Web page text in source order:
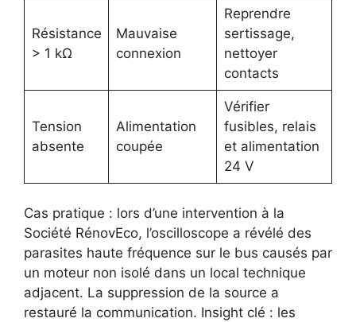
Résistance
> 1 kΩ
Mauvaise
connexion
Reprendre
sertissage,
nettoyer
contacts
Tension
absente
Alimentation
coupée
Vérifier
fusibles, relais
et alimentation
24 V
Cas pratique : lors d’une intervention à la
Société RénovEco, l’oscilloscope a révélé des
parasites haute fréquence sur le bus causés par
un moteur non isolé dans un local technique
adjacent. La suppression de la source a
restauré la communication. Insight clé : les